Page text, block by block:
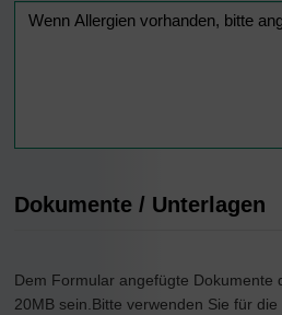
Dokumente / Unterlagen
Dem Formular angefügte Dokumente
20MB sein.Bitte verwenden Sie für